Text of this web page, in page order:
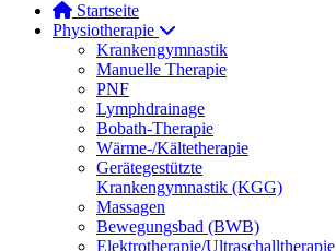
Startseite
Physiotherapie
Krankengymnastik
Manuelle Therapie
PNF
Lymphdrainage
Bobath-Therapie
Wärme-/Kältetherapie
Gerätegestützte
Krankengymnastik (KGG)
Massagen
Bewegungsbad (BWB)
Elektrotherapie/Ultraschalltherapie